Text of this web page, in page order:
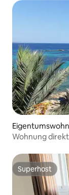
Wohnung
Superhost
Superhost